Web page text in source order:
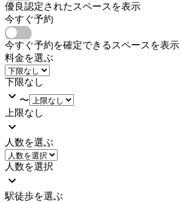
優良認定されたスペースを表示
今すぐ予約
今すぐ予約を確定できるスペースを表示
料金を選ぶ
下限なし
〜
上限なし
人数を選ぶ
人数を選択
駅徒歩を選ぶ